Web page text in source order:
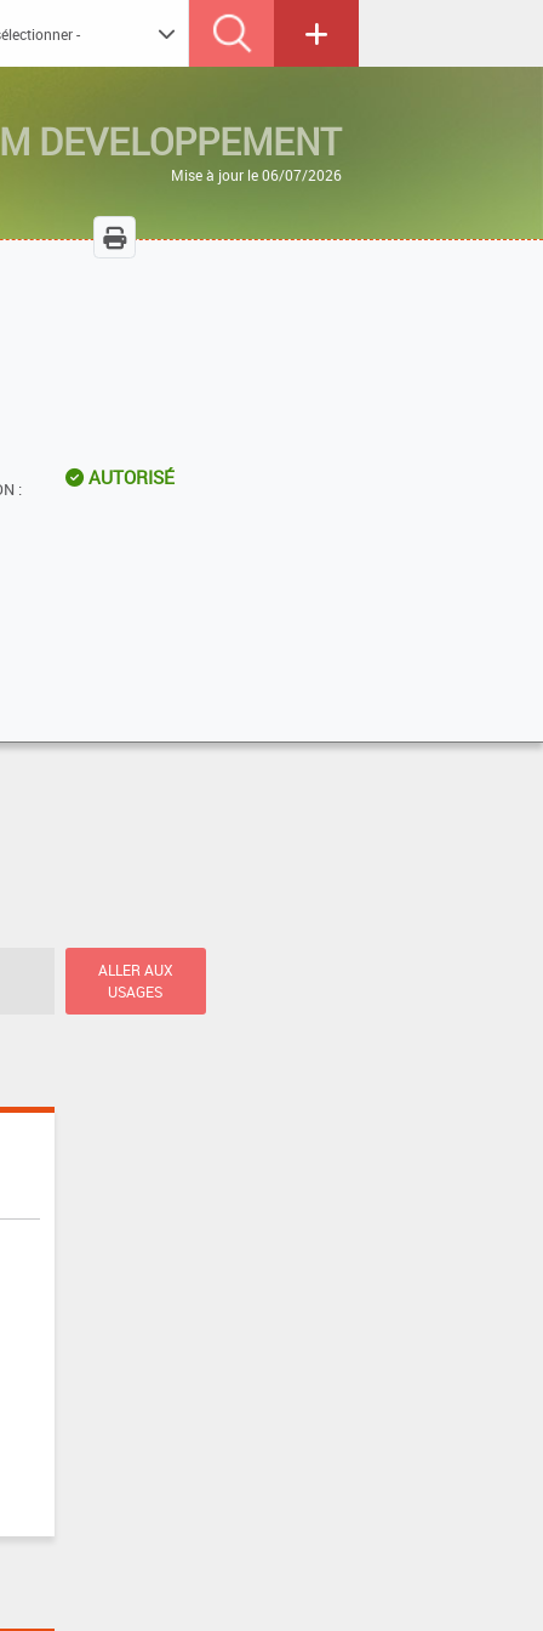
DEVELOPPEMENT
Mise à jour le 06/07/2026
:
AUTORISÉ
ALLER AUX
USAGES